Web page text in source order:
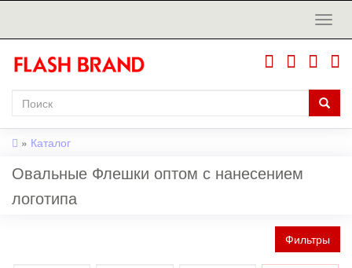
» Каталог
Овальные Флешки оптом с нанесением
логотипа
Фильтры